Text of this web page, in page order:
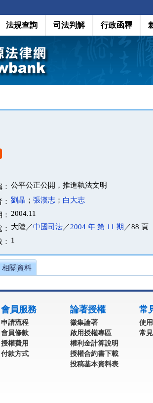
法規查詢 司法判解 行政函釋
公平公正公開，推進執法文明
劉晶 ； 張漢志 ； 白大志
2004.11
大陸／中國司法／2004 年 第 11 期 ／88 頁
1
相關資料
會員服務
申請流程
會員條款
授權費用
付款方式
論著授權
徵集論著
啟用授權專區
權利金計算說明
授權合約書下載
投稿基本資料表
常
使
常